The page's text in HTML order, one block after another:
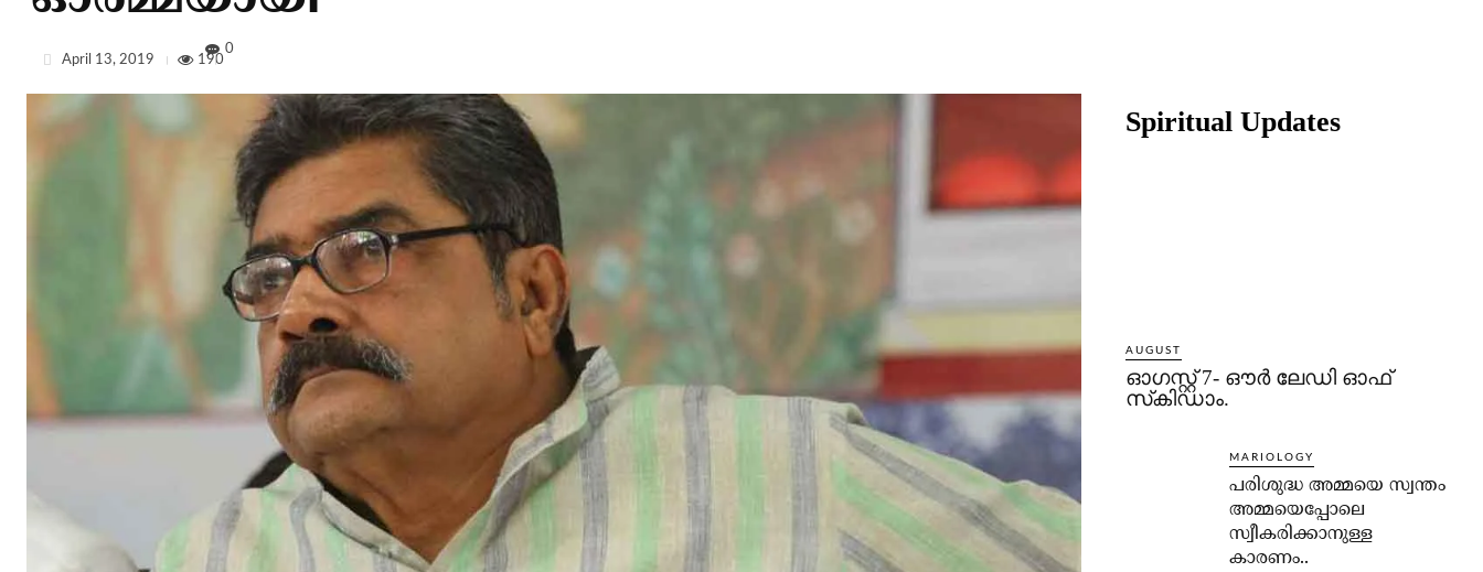
April 13, 2019 190
0
Spiritual Updates
AUGUST
ഓഗസ്റ്റ് 7- ഔര്‍ ലേഡി ഓഫ്
സ്‌കിഡാം.
MARIOLOGY
പരിശുദ്ധ അമ്മയെ സ്വന്തം
അമ്മയെപ്പോലെ
സ്വീകരിക്കാനുള്ള
കാരണം..